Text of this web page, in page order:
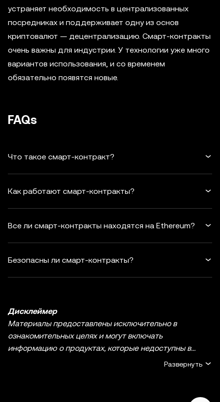
устраняет необходимость в централизованных
посредниках и поддерживает одну из основ
криптовалют — децентрализацию. Смарт-контракты
очень важны для индустрии. У технологии уже много
вариантов использования, и со временем
обязательно появятся новые.
FAQs
Что такое смарт-контракт?
Как работают смарт-контракты?
Все ли смарт-контракты находятся на Ethereum?
Безопасны ли смарт-контракты?
Дисклеймер
Материалы предоставлены исключительно в
ознакомительных целях и могут включать
информацию о продуктах, которые недоступны в
вашем регионе. Они не являются инвестиционным
Развернуть